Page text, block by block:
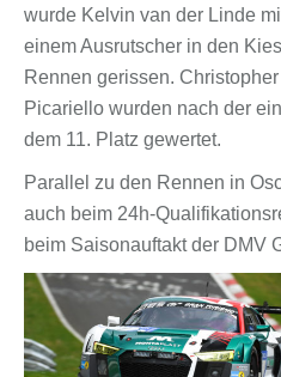
wurde Kelvin van der Linde
einem Ausrutscher in den
Rennen gerissen.
Picariello wurden nach der
dem 11. Platz gewertet.
Parallel zu den Rennen in
auch beim 24h-
beim Saisonauftakt der DMV